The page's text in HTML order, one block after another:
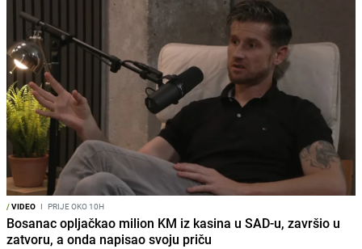
/VIDEO I PRIJE OKO 10H
Bosanac opljačkao milion KM iz kasina u SAD-u, završio u
zatvoru, a onda napisao svoju priču